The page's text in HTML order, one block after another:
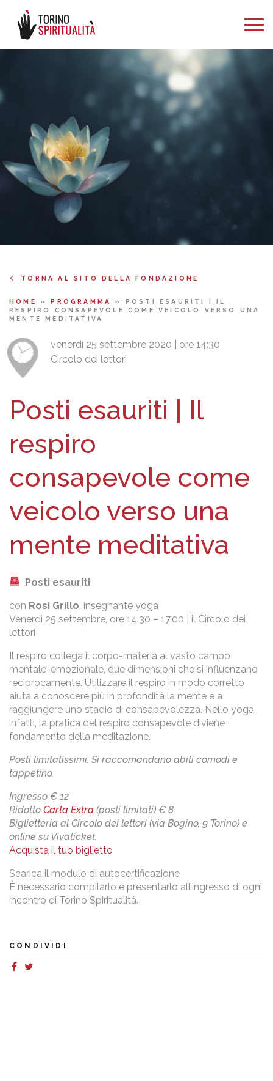
TORNA AL SITO DELLA FONDAZIONE
HOME »PROGRAMMA » POSTI ESAURITI | IL
RESPIRO CONSAPEVOLE COME VEICOLO VERSO UNA
MENTE MEDITATIVA
venerdì 25 settembre 2020 | ore 14:30
Circolo dei lettori
Posti esauriti | Il
respiro
consapevole come
veicolo verso una
mente meditativa
Posti esauriti
con Rosi Grillo , insegnante yoga
Venerdì 25 settembre, ore 14.30 – 17.00 | il Circolo dei
lettori
Il respiro collega il corpo-materia al vasto campo
mentale-emozionale, due dimensioni che si influenzano
reciprocamente. Utilizzare il respiro in modo corretto
aiuta a conoscere più in profondità la mente e a
raggiungere uno stadio di consapevolezza. Nello yoga,
infatti, la pratica del respiro consapevole diviene
fondamento della meditazione.
Posti limitatissimi. Si raccomandano abiti comodi e
tappetino.
Ingresso € 12
Ridotto Carta Extra (posti limitati) € 8
Biglietteria al Circolo dei lettori (via Bogino, 9 Torino) e
online su Vivaticket.
Acquista il tuo biglietto
Scarica il modulo di autocertificazione
È necessario compilarlo e presentarlo all’ingresso di ogni
incontro di Torino Spiritualità.
CONDIVIDI